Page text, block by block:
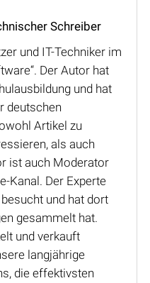
Schreiber
und IT-Techniker im
Der Autor hat
und hat
deutschen
Artikel zu
als auch
ist auch Moderator
Kanal. Der Experte
und hat dort
gesammelt hat.
und verkauft
langjährige
die effektivsten